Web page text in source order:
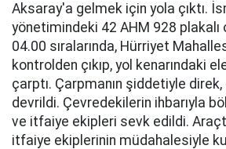
Aksaray'a gelmek için yola çıktı.
yönetimindeki 42 AHM 928
04.00 sıralarında, Hürriyet
kontrolden çıkıp, yol kenarındaki
çarptı. Çarpmanın şiddetiyle
devrildi. Çevredekilerin ihbarıyla
ve itfaiye ekipleri sevk edildi.
itfaiye ekiplerinin müdahalesiyle